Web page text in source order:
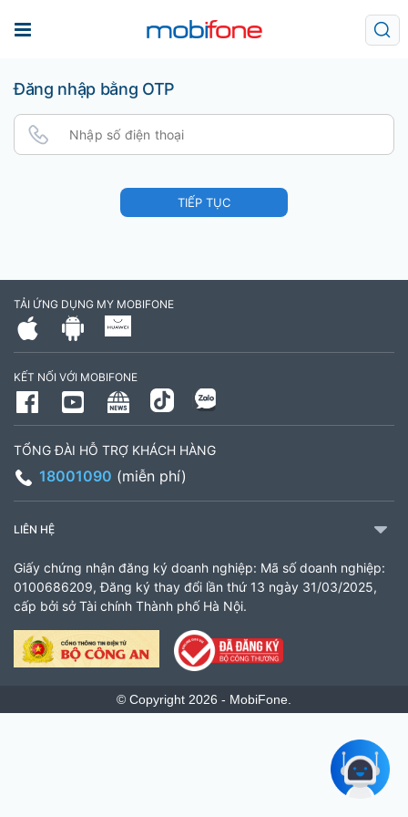
Đăng nhập bằng OTP
TIẾP TỤC
TẢI ỨNG DỤNG MY MOBIFONE
KẾT NỐI VỚI MOBIFONE
TỔNG ĐÀI HỖ TRỢ KHÁCH HÀNG
18001090 (miễn phí)
LIÊN HỆ
Giấy chứng nhận đăng ký doanh nghiệp: Mã số doanh nghiệp:
0100686209, Đăng ký thay đổi lần thứ 13 ngày 31/03/2025,
cấp bởi sở Tài chính Thành phố Hà Nội.
© Copyright 2026 - MobiFone.